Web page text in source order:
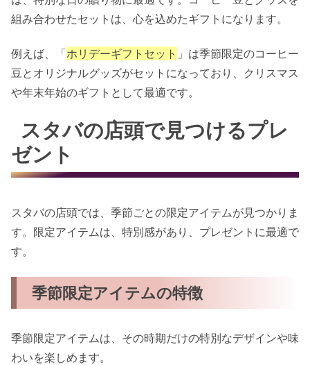
組み合わせたセットは、心を込めたギフトになります。
例えば、「ホリデーギフトセット 」は季節限定のコーヒー
豆とオリジナルグッズがセットになっており、クリスマス
や年末年始のギフトとして最適です。
スタバの店頭で見つけるプレ
ゼント
スタバの店頭では、季節ごとの限定アイテムが見つかりま
す。限定アイテムは、特別感があり、プレゼントに最適で
す。
季節限定アイテムの特徴
季節限定アイテムは、その時期だけの特別なデザインや味
わいを楽しめます。